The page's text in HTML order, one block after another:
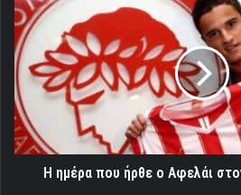
ημέρα
που
ήρθε
Αφελάι
στον
Ολυμπιακό
[Video]
Η ημέρα που ήρθε ο Αφελάι